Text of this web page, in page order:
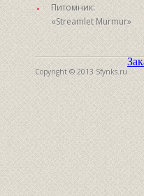
Питомник:
«Streamlet Murmur»
Copyright © 2013 Sfynks.ru